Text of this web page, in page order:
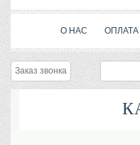
О НАС
Заказ звонка